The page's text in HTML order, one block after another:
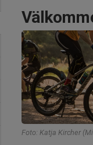
Foto: Katja Kircher